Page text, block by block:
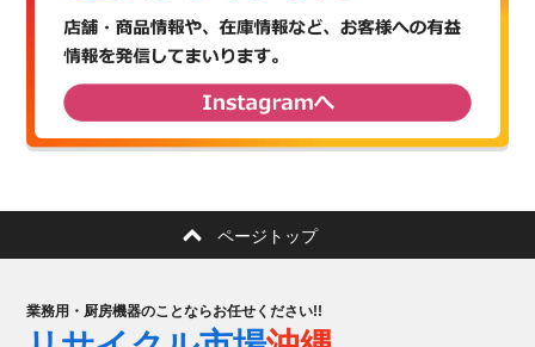
ページトップ
業務用・厨房機器のことならお任せください!!